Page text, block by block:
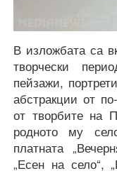
В изложбата са
творчески
пейзажи,
абстракции от
от творбите на
родното му
платната
„Есен на село“,